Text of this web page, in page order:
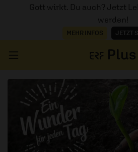
Gott wirkt. Du auch? Jetzt
werden!
MEHR INFOS JETZT
ERZÄHL MAL
AUDIOTHEK